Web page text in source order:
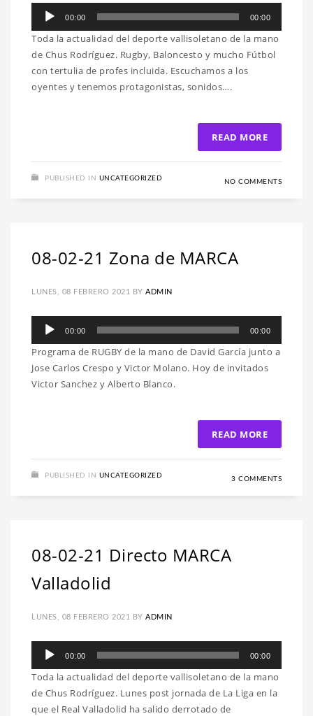
Reproductor
audio
00:00 00:00
Toda la actualidad del deporte vallisoletano de la mano
de Chus Rodríguez. Rugby, Baloncesto y mucho Fútbol
con tertulia de profes incluida. Escuchamos a los
oyentes y tenemos protagonistas, sonidos….
READ MORE
PUBLISHED IN UNCATEGORIZED NO COMMENTS
08-02-21 Zona de MARCA
LUNES, 08 FEBRERO 2021 BY ADMIN
Reproductor
audio
00:00 00:00
Programa de RUGBY de la mano de David García junto a
Jose Carlos Crespo y Victor Molano. Hoy de invitados
Victor Sanchez y Alberto Blanco.
READ MORE
PUBLISHED IN UNCATEGORIZED 3 COMMENTS
08-02-21 Directo MARCA
Valladolid
LUNES, 08 FEBRERO 2021 BY ADMIN
Reproductor
audio
00:00 00:00
Toda la actualidad del deporte vallisoletano de la mano
de Chus Rodríguez. Lunes post jornada de La Liga en la
que el Real Valladolid ha salido derrotado de